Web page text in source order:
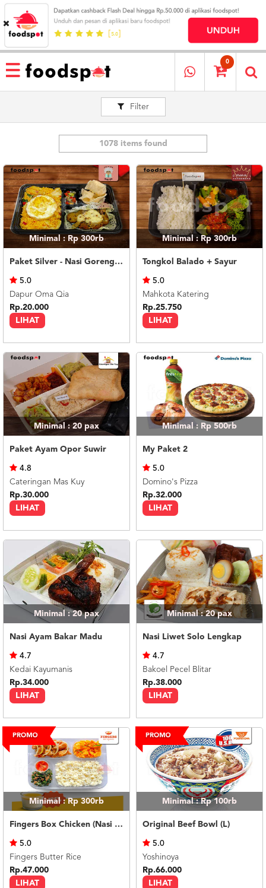
HOME
MENU
RESTAURANT
MEREKA
KATALOG
LOYALTY
PROGRAM
ABOUT
BLOG
TERMS
CENTER
021
5091
3494
LOGIN
DAFTAR
0
Filter
1078 items found
Minimal : Rp 300rb
Paket Silver - Nasi Goreng Nanas Geprek Mozza
LIHAT
5.0
Dapur Oma Qia
Rp.20.000
Minimal : Rp 300rb
Tongkol Balado + Sayur
LIHAT
5.0
Mahkota Katering
Rp.25.750
Minimal : 20pax
Paket Ayam Opor Suwir
LIHAT
4.8
Cateringan Mas Kuy
Rp.30.000
Minimal : Rp 500rb
My Paket 2
LIHAT
5.0
Domino's Pizza
Rp.32.000
Minimal : 20pax
Nasi Ayam Bakar Madu
LIHAT
4.7
Kedai Kayumanis
Rp.34.000
Minimal : 20pax
Nasi Liwet Solo Lengkap
LIHAT
4.7
Bakoel Pecel Blitar
Rp.38.000
Minimal : Rp 300rb
Fingers Box Chicken (Nasi Putih) Silky Pudding
LIHAT
5.0
Fingers Butter Rice
Rp.47.000
Minimal : Rp 100rb
Original Beef Bowl (L)
LIHAT
5.0
Yoshinoya
Rp.66.000